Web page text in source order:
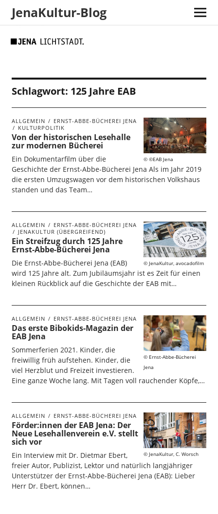
map
JenaKultur-Blog
Schlagwort: 125 Jahre EAB
©EAB Jena
ALLGEMEIN
ERNST-ABBE-BÜCHEREI JENA
KULTURPOLITIK
Von der historischen Lesehalle
zur modernen Bücherei
Ein Dokumentarfilm über die
Geschichte der Ernst-Abbe-Bücherei Jena Als im Jahr 2019
die ersten Umzugswagen vor dem historischen Volkshaus
standen und das Team…
JenaKultur, avocadofilm
ALLGEMEIN
ERNST-ABBE-BÜCHEREI JENA
JENAKULTUR (ÜBERGREIFEND)
Ein Streifzug durch 125 Jahre
Ernst-Abbe-Bücherei Jena
Die Ernst-Abbe-Bücherei Jena (EAB)
wird 125 Jahre alt. Zum Jubiläumsjahr ist es Zeit für einen
kleinen Rückblick auf die Geschichte der EAB mit…
Ernst-Abbe-Bücherei
Jena
ALLGEMEIN ERNST-ABBE-BÜCHEREI JENA
Das erste Bibokids-Magazin der
EAB Jena
Sommerferien 2021. Kinder, die
freiwillig früh aufstehen. Kinder, die
viel Herzblut und Freizeit investieren.
Eine ganze Woche lang. Mit Tagen voll rauchender Köpfe,…
JenaKultur, C. Worsch
ALLGEMEIN ERNST-ABBE-BÜCHEREI JENA
Förder:innen der EAB Jena: Der
Neue Lesehallenverein e.V. stellt
sich vor
Ein Interview mit Dr. Dietmar Ebert,
freier Autor, Publizist, Lektor und natürlich langjähriger
Unterstützer der Ernst-Abbe-Bücherei Jena (EAB): Lieber
Herr Dr. Ebert, können…